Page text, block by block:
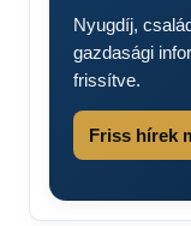
Nyugdíj,
gazdasági
frissítve.
Friss hírek